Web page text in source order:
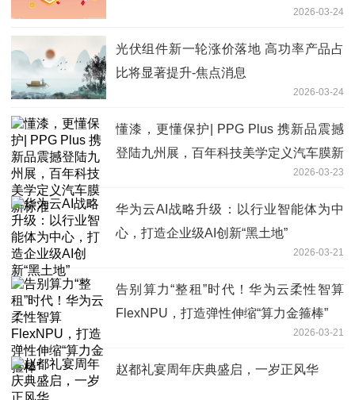
2026-03-24
光伏组件新一轮涨价落地 高功率产品占
比将显著提升-焦点消息
2026-03-24
懂漆，更懂保护| PPG Plus 携新品震撼
登陆九州展，百年科技美学定义汽车膜新
2026-03-23
华为云AI战略升级：以行业智能体为中
心，打造企业级AI创新“黑土地”
2026-03-21
告别算力“整租”时代！华为云柔性智算
FlexNPU，打造弹性伸缩“算力金箍棒”
2026-03-21
赵都礼宴周年庆典盛启，一岁正风华